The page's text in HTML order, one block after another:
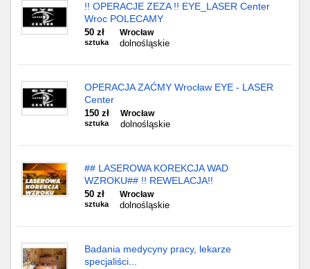
!! OPERACJE ZEZA !! EYE_LASER Center
Wroc POLECAMY
50 zł
sztuka
Wrocław
dolnośląskie
OPERACJA ZAĆMY Wrocław EYE - LASER
Center
150 zł
sztuka
Wrocław
dolnośląskie
## LASEROWA KOREKCJA WAD
WZROKU## !! REWELACJA!!
50 zł
sztuka
Wrocław
dolnośląskie
Badania medycyny pracy, lekarze
specjaliści...